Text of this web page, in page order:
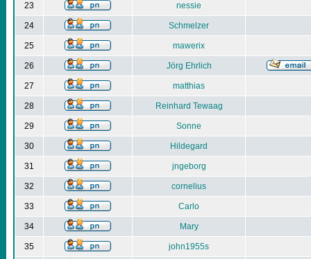
23 nessie
24 Schmelzer
25 mawerix
26 Jörg Ehrlich
27 matthias
28 Reinhard Tewaag
29 Sonne
30 Hildegard
31 jngeborg
32 cornelius
33 Carlo
34 Mary
35 john1955s